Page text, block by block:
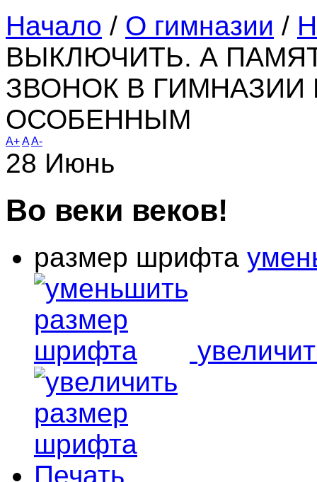
Начало / О гимназии /
ВЫКЛЮЧИТЬ. А
ЗВОНОК В
ОСОБЕННЫМ
A+AA-
28 Июнь
Во веки веков!
размер шрифта
Печать